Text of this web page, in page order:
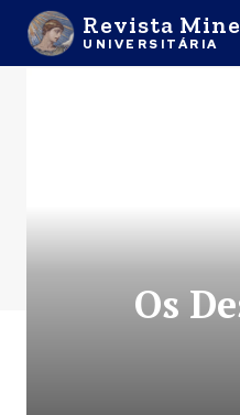
Revista
UNIVERSITÁRIA
Os